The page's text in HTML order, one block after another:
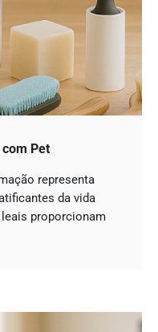
Pet
representa
da vida
proporcionam